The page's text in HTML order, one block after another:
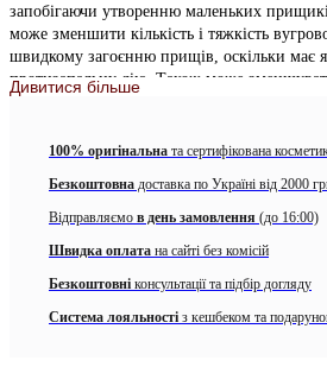
запобігаючи утворенню маленьких
може зменшити кількість і тяжкість
швидкому загоєнню прищів, оскільки має
протизапальну дію. Також може
механізм розвитку Acne vulgaris, є
диференціювання і кератинізації, здійснює
протизапальну дію.
РЕКОМЕНДАЦІЇ ПО ВИКОРИСТАННЮ
застосування при вугровому висипанню у
Вимийте руки перед застосуванням цього
Дивитися більше
100% оригінальна та сертифікована
Безкоштовна доставка по Україні від 2000
Відправляємо в день замовлення (до 16:00)
Швидка оплата на сайті без комісій
Безкоштовні консультації та підбір догляду
Система лояльності з кешбеком та